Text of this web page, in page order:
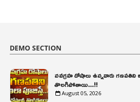
DEMO SECTION
నవగ్రహ దోషాలు ఉన్నవారు గణపతిని
తొలగిపోతాయి...!!
August 05, 2026